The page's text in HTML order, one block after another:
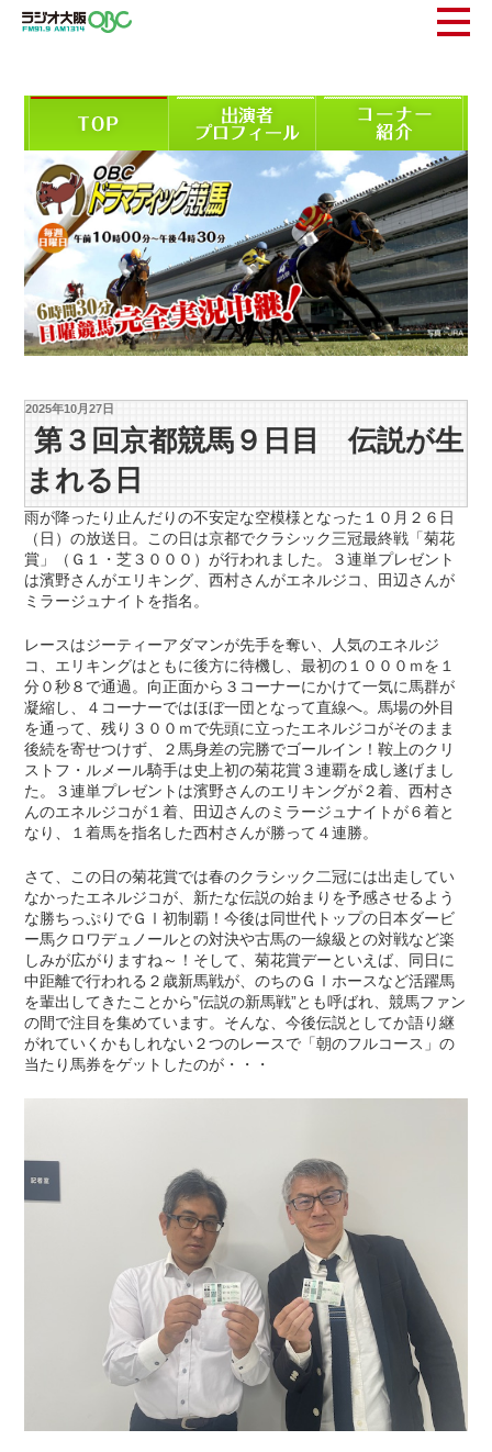
2025年10月27日
第３回京都競馬９日目 伝説が生
まれる日
雨が降ったり止んだりの不安定な空模様となった１０月２６日
（日）の放送日。この日は京都でクラシック三冠最終戦「菊花
賞」（Ｇ１・芝３０００）が行われました。３連単プレゼント
は濱野さんがエリキング、西村さんがエネルジコ、田辺さんが
ミラージュナイトを指名。
レースはジーティーアダマンが先手を奪い、人気のエネルジ
コ、エリキングはともに後方に待機し、最初の１０００ｍを１
分０秒８で通過。向正面から３コーナーにかけて一気に馬群が
凝縮し、４コーナーではほぼ一団となって直線へ。馬場の外目
を通って、残り３００ｍで先頭に立ったエネルジコがそのまま
後続を寄せつけず、２馬身差の完勝でゴールイン！鞍上のクリ
ストフ・ルメール騎手は史上初の菊花賞３連覇を成し遂げまし
た。３連単プレゼントは濱野さんのエリキングが２着、西村さ
んのエネルジコが１着、田辺さんのミラージュナイトが６着と
なり、１着馬を指名した西村さんが勝って４連勝。
さて、この日の菊花賞では春のクラシック二冠には出走してい
なかったエネルジコが、新たな伝説の始まりを予感させるよう
な勝ちっぷりでＧⅠ初制覇！今後は同世代トップの日本ダービ
ー馬クロワデュノールとの対決や古馬の一線級との対戦など楽
しみが広がりますね～！そして、菊花賞デーといえば、同日に
中距離で行われる２歳新馬戦が、のちのＧⅠホースなど活躍馬
を輩出してきたことから‟伝説の新馬戦”とも呼ばれ、競馬ファン
の間で注目を集めています。そんな、今後伝説としてか語り継
がれていくかもしれない２つのレースで「朝のフルコース」の
当たり馬券をゲットしたのが・・・